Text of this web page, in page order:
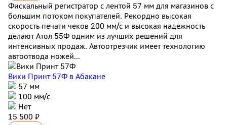
Фискальный регистратор с лентой 57 мм для магазинов с
большим потоком покупателей. Рекордно высокая
скорость печати чеков 200 мм/с и высокая надежность
делают Атол 55Ф одним из лучших решений для
интенсивных продаж. Автоотрезчик имеет технологию
автоотвода ножей...
Вики Принт 57Ф в Абакане
57 мм
100 мм/с
Нет
15 500 ₽